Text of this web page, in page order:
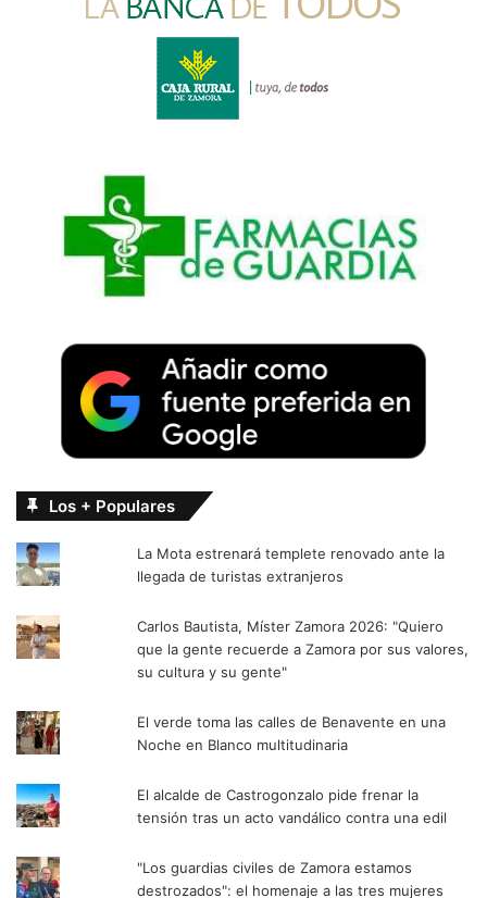
Los + Populares
La Mota estrenará templete renovado ante la
llegada de turistas extranjeros
Carlos Bautista, Míster Zamora 2026: "Quiero
que la gente recuerde a Zamora por sus valores,
su cultura y su gente"
El verde toma las calles de Benavente en una
Noche en Blanco multitudinaria
El alcalde de Castrogonzalo pide frenar la
tensión tras un acto vandálico contra una edil
"Los guardias civiles de Zamora estamos
destrozados": el homenaje a las tres mujeres